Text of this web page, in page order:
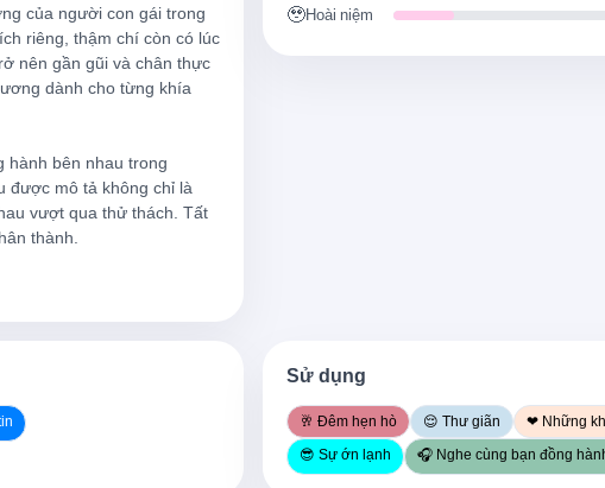
Cô ấy sẽ yêu bạn nếu bạn yêu cô ấy như thế
Hôn cô ấy say đắm hết mức có thể
Và khi cô ấy không nhận ra mình đẹp thế nào
Hãy để vòng tay bạn là nơi cô ấy cảm thấy an toàn
Cô ấy là điều tuyệt vời nhất mà bạn từng có
Cô ấy sẽ yêu bạn nếu bạn yêu cô ấy
của người con gái trong
riêng, thậm chí còn có lúc
nên gần gũi và chân thực
dành cho từng khía
hành bên nhau trong
được mô tả không chỉ là
vượt qua thử thách. Tất
thành.
🥹Hoài niệm
Sử dụng
🥂 Đêm hẹn hò 😌 Thư giãn
❤ Những
😎 Sự ớn lạnh
🎧 Nghe cùng bạn đồng